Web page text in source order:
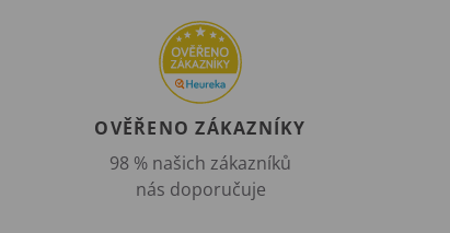
OVĚŘENO ZÁKAZNÍKY
98 % našich zákazníků
nás doporučuje